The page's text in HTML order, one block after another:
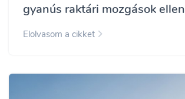
gyanús raktári mozgások ellen
Elolvasom a cikket